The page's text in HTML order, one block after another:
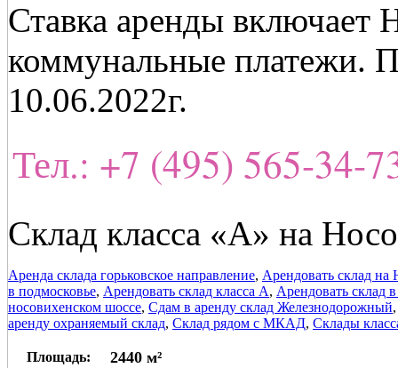
Ставка аренды включает
коммунальные платежи.
10.06.2022г.
Тел.: +7 (495) 565-34-
Склад класса «А» на
Аренда склада горьковское направление, Арендовать склад на
в подмосковье, Арендовать склад класса А, Арендовать склад
носовихенском шоссе, Сдам в аренду склад Железнодорожный
аренду охраняемый склад, Склад рядом с МКАД, Склады
Площадь: 2440 м²